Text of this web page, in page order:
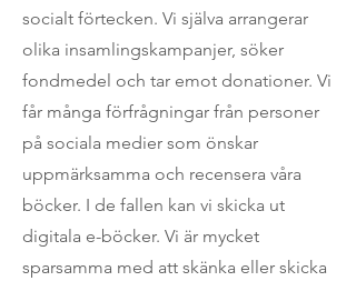
socialt förtecken. Vi själva arrangerar
olika insamlingskampanjer, söker
fondmedel och tar emot donationer. Vi
får många förfrågningar från personer
på sociala medier som önskar
uppmärksamma och recensera våra
böcker. I de fallen kan vi skicka ut
digitala e-böcker. Vi är mycket
sparsamma med att skänka eller skicka